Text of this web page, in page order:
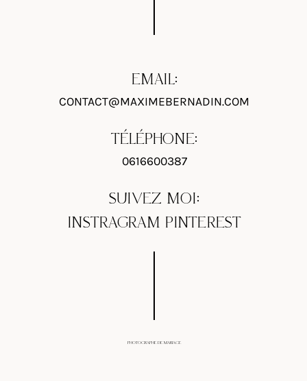
EMAIL:
CONTACT@MAXIMEBERNADIN.COM
TÉLÉPHONE:
0616600387
SUIVEZ MOI:
INSTRAGRAM PINTEREST
PHOTOGRAPHE DE MARIAGE